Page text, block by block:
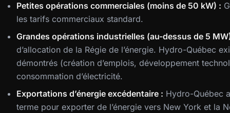
Petites opérations commerciales (moins de 50 kW) :
les tarifs commerciaux standard.
Grandes opérations industrielles (au-dessus de 5
d’allocation de la Régie de l’énergie. Hydro-Québec
démontrés (création d’emplois, développement
consommation d’électricité.
Exportations d’énergie excédentaire : Hydro-Québec
terme pour exporter de l’énergie vers New York et la